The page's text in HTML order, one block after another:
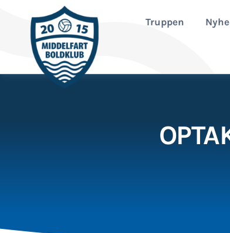
Truppen